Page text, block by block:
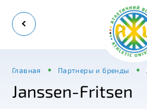
Главная Партнеры и бренды
Janssen-Fritsen